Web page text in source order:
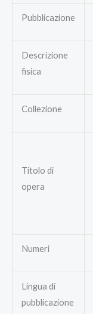
Pubblicazione
Descrizione
fisica
Collezione
Titolo di
opera
Numeri
Lingua di
pubblicazione